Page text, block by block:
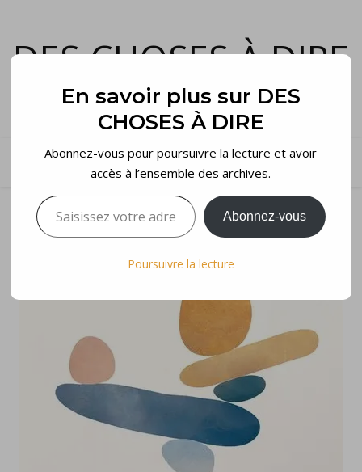
DES CHOSES À DIRE
et voilà…
En savoir plus sur DES
CHOSES À DIRE
Abonnez-vous pour poursuivre la lecture et avoir
accès à l’ensemble des archives.
Saisissez votre adresse e-mail…
Abonnez-vous
Poursuivre la lecture